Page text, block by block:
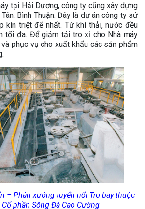
tại Hải Dương, công ty cũng xây dựng
Bình Thuận. Đây là dự án công ty sử
kín triệt để nhất. Từ khí thải, nước đều
tối đa. Để giảm tải tro xỉ cho Nhà máy
phục vụ cho xuất khẩu các sản phẩm
– Phân xưởng tuyển nổi Tro bay thuộc
Cổ phần Sông Đà Cao Cường